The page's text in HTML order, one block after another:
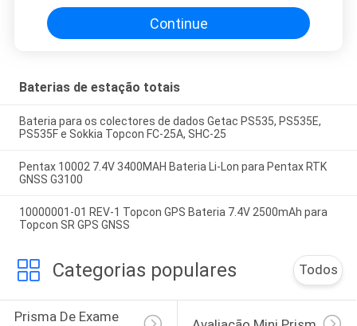
Continue
Baterias de estação totais
Bateria para os colectores de dados Getac PS535, PS535E,
PS535F e Sokkia Topcon FC-25A, SHC-25
Pentax 10002 7.4V 3400MAH Bateria Li-Lon para Pentax RTK
GNSS G3100
10000001-01 REV-1 Topcon GPS Bateria 7.4V 2500mAh para
Topcon SR GPS GNSS
Categorias populares Todos
Prisma De Exame